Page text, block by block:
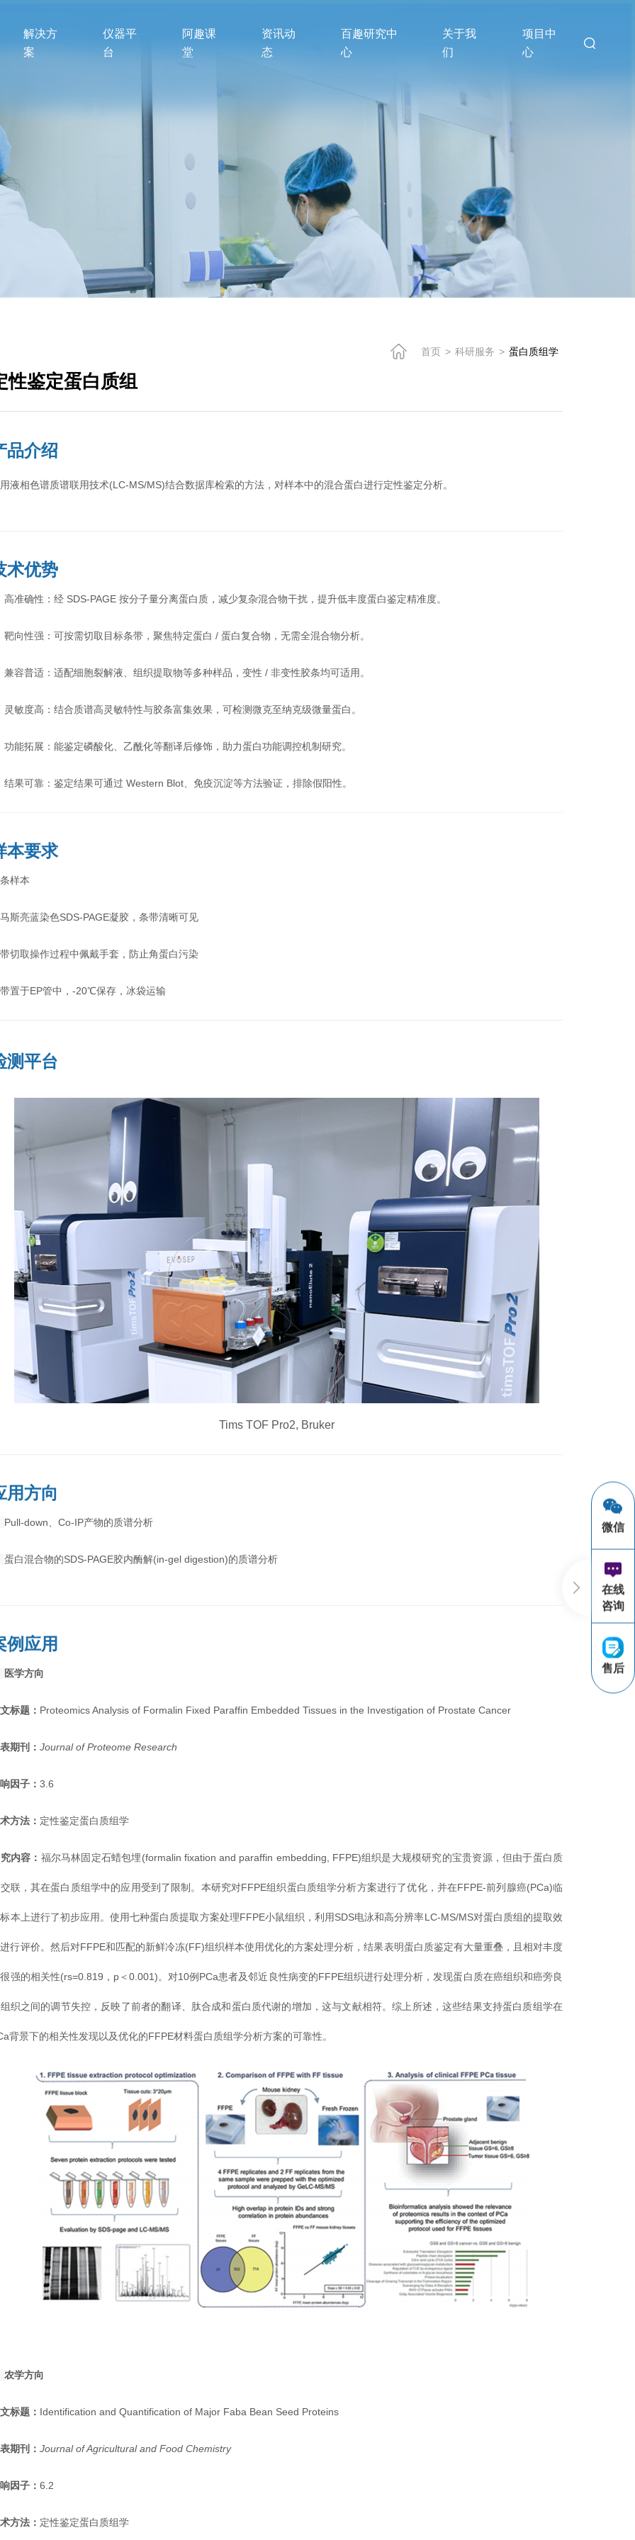
解决方
案
仪器平
台
阿趣课
堂
资讯动
态
百趣研究中
心
关于我
们
项目中
心
首页 > 科研服务 > 蛋白质组学
性鉴定蛋白质组
品介绍
液相色谱质谱联用技术(LC-MS/MS)结合数据库检索的方法，对样本中的混合蛋白进行定性鉴定分析。
术优势
准确性：经 SDS-PAGE 按分子量分离蛋白质，减少复杂混合物干扰，提升低丰度蛋白鉴定精准度。
靶向性强：可按需切取目标条带，聚焦特定蛋白 / 蛋白复合物，无需全混合物分析。
兼容普适：适配细胞裂解液、组织提取物等多种样品，变性 / 非变性胶条均可适用。
灵敏度高：结合质谱高灵敏特性与胶条富集效果，可检测微克至纳克级微量蛋白。
功能拓展：能鉴定磷酸化、乙酰化等翻译后修饰，助力蛋白功能调控机制研究。
结果可靠：鉴定结果可通过 Western Blot、免疫沉淀等方法验证，排除假阳性。
本要求
样本
斯亮蓝染色SDS-PAGE凝胶，条带清晰可见
切取操作过程中佩戴手套，防止角蛋白污染
置于EP管中，-20℃保存，冰袋运输
测平台
Tims TOF Pro2, Bruker
用方向
Pull-down、Co-IP产物的质谱分析
蛋白混合物的SDS-PAGE胶内酶解(in-gel digestion)的质谱分析
例应用
医学方向
标题： Proteomics Analysis of Formalin Fixed Paraffin Embedded Tissues in the Investigation of Prostate Cancer
期刊：Journal of Proteome Research
因子：3.6
方法： 定性鉴定蛋白质组学
内容： 福尔马林固定石蜡包埋(formalin fixation and paraffin embedding, FFPE)组织是大规模研究的宝贵资源，但由于蛋白质
联，其在蛋白质组学中的应用受到了限制。本研究对FFPE组织蛋白质组学分析方案进行了优化，并在FFPE-前列腺癌(PCa)临
本上进行了初步应用。使用七种蛋白质提取方案处理FFPE小鼠组织，利用SDS电泳和高分辨率LC-MS/MS对蛋白质组的提取效
行评价。然后对FFPE和匹配的新鲜冷冻(FF)组织样本使用优化的方案处理分析，结果表明蛋白质鉴定有大量重叠，且相对丰度
强的相关性(rs=0.819，p＜0.001)。对10例PCa患者及邻近良性病变的FFPE组织进行处理分析，发现蛋白质在癌组织和癌旁良
织之间的调节失控，反映了前者的翻译、肽合成和蛋白质代谢的增加，这与文献相符。综上所述，这些结果支持蛋白质组学在
背景下的相关性发现以及优化的FFPE材料蛋白质组学分析方案的可靠性。
农学方向
标题： Identification and Quantification of Major Faba Bean Seed Proteins
期刊：Journal of Agricultural and Food Chemistry
因子：6.2
方法： 定性鉴定蛋白质组学
微信
在线
咨询
售后